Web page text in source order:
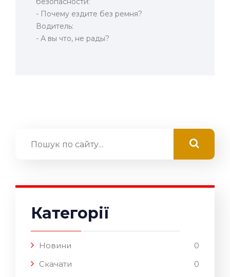
- Почему ездите без ремня?
Водитель:
- А вы что, не рады?
Категорії
Новини
0
Скачати
0